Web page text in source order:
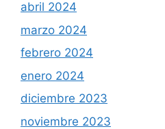
abril 2024
marzo 2024
febrero 2024
enero 2024
diciembre 2023
noviembre 2023